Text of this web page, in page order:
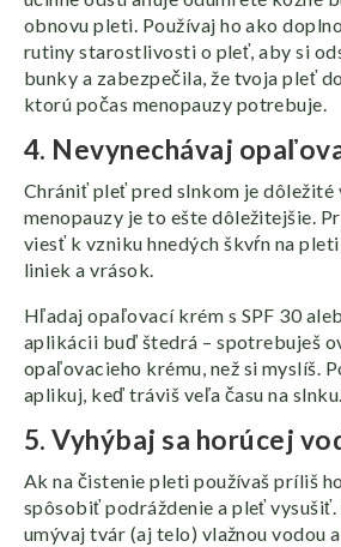
obnovu pleti. Používaj ho ako
rutiny starostlivosti o pleť, aby si
bunky a zabezpečila, že tvoja pleť
ktorú počas menopauzy potrebuje.
4. Nevynechávaj
Chrániť pleť pred slnkom je dôležité
menopauzy je to ešte dôležitejšie.
viesť k vzniku hnedých škvŕn na
liniek a vrások.
Hľadaj opaľovací krém s SPF 30
aplikácii buď štedrá – spotrebuješ
opaľovacieho krému, než si myslíš.
aplikuj, keď tráviš veľa času na slnku.
5. Vyhýbaj sa horúcej
Ak na čistenie pleti používaš príliš
spôsobiť podráždenie a pleť
umývaj tvár (aj telo) vlažnou vodou